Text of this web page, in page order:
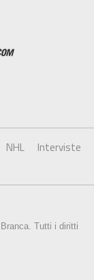
NHL
Interviste
Tutti i diritti